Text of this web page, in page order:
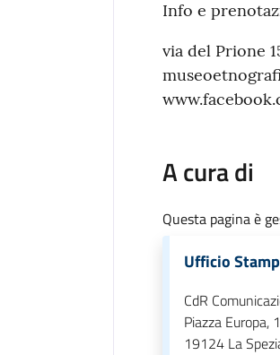
Info e
via del Prione
A cura di
Questa pagina è
Ufficio
CdR
Piazza Europa, 1
19124 La